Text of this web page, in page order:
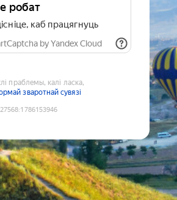
робат
каб працягнуць
by Yandex Cloud
праблемы, калі ласка,
зваротнай сувязі
:1786153946